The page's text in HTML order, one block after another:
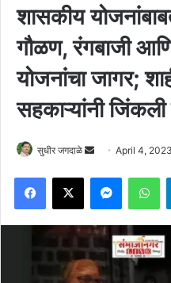
शासकीय
गौळण, रंगबाजी
योजनांचा जागर;
सहकाऱ्यांनी
सुधीर जगदाळे
Send
email
April 4, 2023
Facebook
X